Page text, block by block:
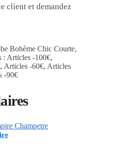
client et demandez
Bohème Chic Courte,
: Articles -100€,
, Articles -60€, Articles
-90€